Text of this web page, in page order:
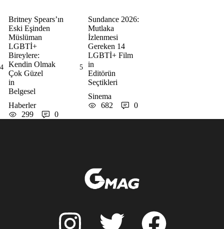
4
Britney Spears’ın
Eski Eşinden
Müslüman
LGBTİ+
Bireylere:
Kendin Olmak
Çok Güzel
in
Belgesel
Haberler
299
0
5
Sundance 2026:
Mutlaka
İzlenmesi
Gereken 14
LGBTİ+ Film
in
Editörün
Seçtikleri
Sinema
682
0